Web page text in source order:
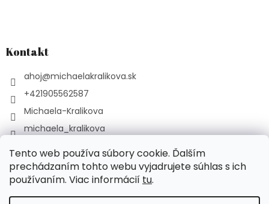
Tento web používa súbory cookie. Ďalším
prechádzaním tohto webu vyjadrujete súhlas s ich
používaním. Viac informácií tu.
Kontakt
ahoj@michaelakralikova.sk
+421905562587
Michaela-Kralikova
michaela_kralikova